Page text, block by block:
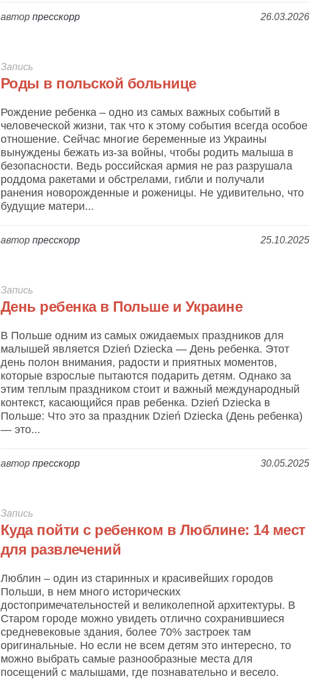
26.03.2026
автор пресскорр
Запись
Роды в польской больнице
Рождение ребенка – одно из самых важных событий в
человеческой жизни, так что к этому события всегда особое
отношение. Сейчас многие беременные из Украины
вынуждены бежать из-за войны, чтобы родить малыша в
безопасности. Ведь российская армия не раз разрушала
роддома ракетами и обстрелами, гибли и получали
ранения новорожденные и роженицы. Не удивительно, что
будущие матери...
25.10.2025
автор пресскорр
Запись
День ребенка в Польше и Украине
В Польше одним из самых ожидаемых праздников для
малышей является Dzień Dziecka — День ребенка. Этот
день полон внимания, радости и приятных моментов,
которые взрослые пытаются подарить детям. Однако за
этим теплым праздником стоит и важный международный
контекст, касающийся прав ребенка. Dzień Dziecka в
Польше: Что это за праздник Dzień Dziecka (День ребенка)
— это...
30.05.2025
автор пресскорр
Запись
Куда пойти с ребенком в Люблине: 14 мест
для развлечений
Люблин – один из старинных и красивейших городов
Польши, в нем много исторических
достопримечательностей и великолепной архитектуры. В
Старом городе можно увидеть отлично сохранившиеся
средневековые здания, более 70% застроек там
оригинальные. Но если не всем детям это интересно, то
можно выбрать самые разнообразные места для
посещений с малышами, где познавательно и весело.